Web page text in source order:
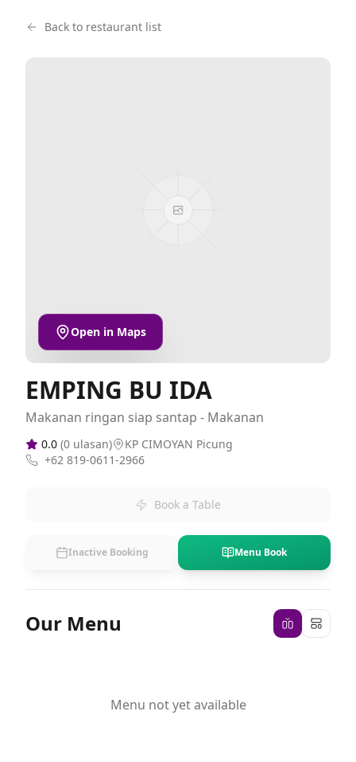
Back to restaurant list
Open in Maps
EMPING BU IDA
Makanan ringan siap santap - Makanan
0.0 (0 ulasan)
KP CIMOYAN Picung
+62 819-0611-2966
Book a Table
Inactive Booking Menu Book
Our Menu
Menu not yet available